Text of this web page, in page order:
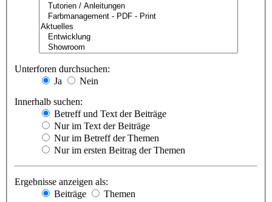
Unterforen durchsuchen:
Ja
Nein
Innerhalb suchen:
Betreff und Text der Beiträge
Nur im Text der Beiträge
Nur im Betreff der Themen
Nur im ersten Beitrag der Themen
Ergebnisse anzeigen als:
Beiträge
Themen